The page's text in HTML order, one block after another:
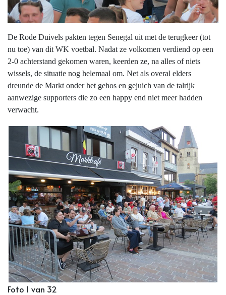
De Rode Duivels pakten tegen Senegal uit met de terugkeer (tot
nu toe) van dit WK voetbal. Nadat ze volkomen verdiend op een
2-0 achterstand gekomen waren, keerden ze, na alles of niets
wissels, de situatie nog helemaal om. Net als overal elders
dreunde de Markt onder het gehos en gejuich van de talrijk
aanwezige supporters die zo een happy end niet meer hadden
verwacht.
Foto 1 van 32